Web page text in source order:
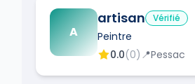
A
artisan Vérifié
Peintre
0.0(0) 📍Pessac